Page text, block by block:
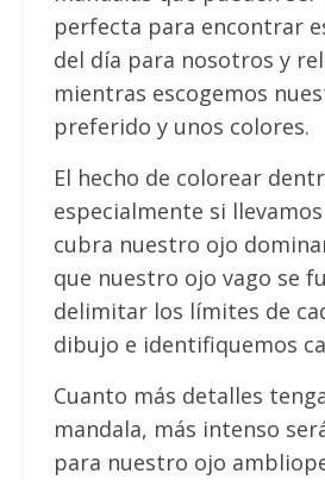
perfecta para encontrar
del día para nosotros y
mientras escogemos
preferido y unos colores.
El hecho de colorear
especialmente si
cubra nuestro ojo
que nuestro ojo vago se
delimitar los límites de
dibujo e identifiquemos
Cuanto más detalles
mandala, más intenso
para nuestro ojo